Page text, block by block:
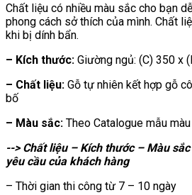
Chất liệu có nhiều màu sắc cho bạn
phong cách sở thích của mình. Chất
khi bị dính bẩn.
– Kích thước: Giường ngủ: (C) 350 x
– Chất liệu: Gỗ tự nhiên kết hợp gỗ
bố
– Màu sắc: Theo Catalogue mẫu màu
--> Chất liệu – Kích thước – Màu
yêu cầu của khách hàng
– Thời gian thi công từ 7 – 10 ngày